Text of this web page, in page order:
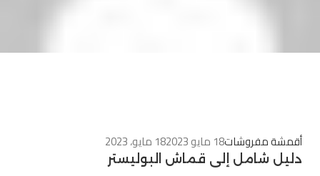
أقمشة مفروشات18 مايو 2023 18 مايو، 2023
دليل شامل إلى قماش البوليستر